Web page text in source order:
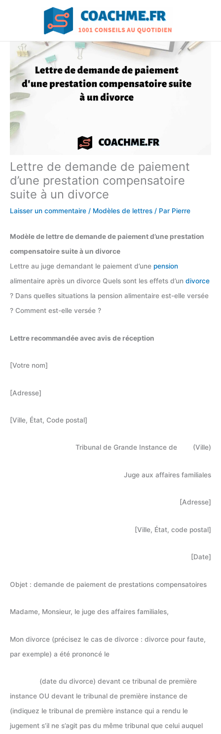
Lettre de demande de paiement
d’une prestation compensatoire
suite à un divorce
Laisser un commentaire / Modèles de lettres / Par Pierre
Modèle de lettre de demande de paiement d’une prestation
compensatoire suite à un divorce
Lettre au juge demandant le paiement d’une pension
alimentaire après un divorce Quels sont les effets d’un divorce
? Dans quelles situations la pension alimentaire est-elle versée
? Comment est-elle versée ?
Lettre recommandée avec avis de réception
[Votre nom]
[Adresse]
[Ville, État, Code postal]
Tribunal de Grande Instance de (Ville)
Juge aux affaires familiales
[Adresse]
[Ville, État, code postal]
[Date]
Objet : demande de paiement de prestations compensatoires
Madame, Monsieur, le juge des affaires familiales,
Mon divorce (précisez le cas de divorce : divorce pour faute,
par exemple) a été prononcé le
(date du divorce) devant ce tribunal de première
instance OU devant le tribunal de première instance de
(indiquez le tribunal de première instance qui a rendu le
jugement s’il ne s’agit pas du même tribunal que celui auquel